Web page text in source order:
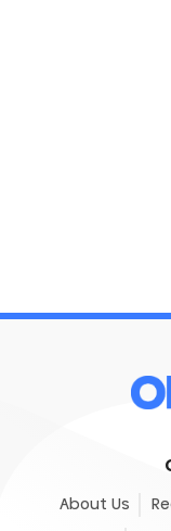
About Us